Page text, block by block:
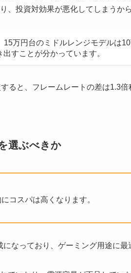
、投資対効果が悪化してしまうから
万円台のミドルレンジモデルは
すことが分かっています。
ると、フレームレートの差は1.3
選ぶべきか
コスパは高くなります。
なっており、ゲーミング用途に最